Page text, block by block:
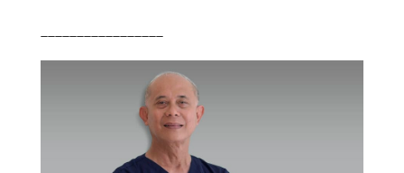
_________________